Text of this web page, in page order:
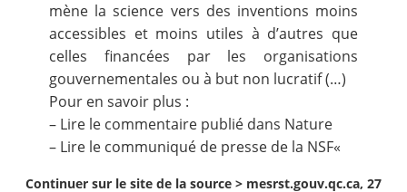
mène la science vers des inventions moins
accessibles et moins utiles à d’autres que
celles financées par les organisations
gouvernementales ou à but non lucratif (…)
Pour en savoir plus :
– Lire le commentaire publié dans Nature
– Lire le communiqué de presse de la NSF«
Continuer sur le site de la source > mesrst.gouv.qc.ca, 27